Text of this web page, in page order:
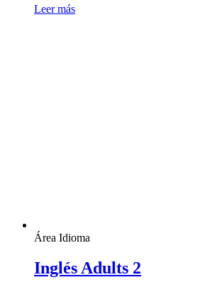
Leer más
Área Idioma
Inglés Adults 2